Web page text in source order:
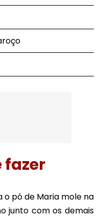
fazer
o pó de Maria mole na
junto com os demais